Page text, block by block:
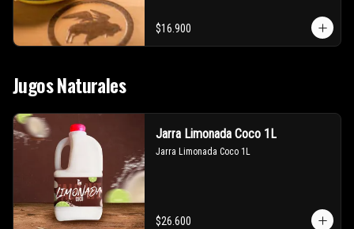
$16.900
Jugos Naturales
Jarra Limonada Coco 1L
Jarra Limonada Coco 1L
$26.600